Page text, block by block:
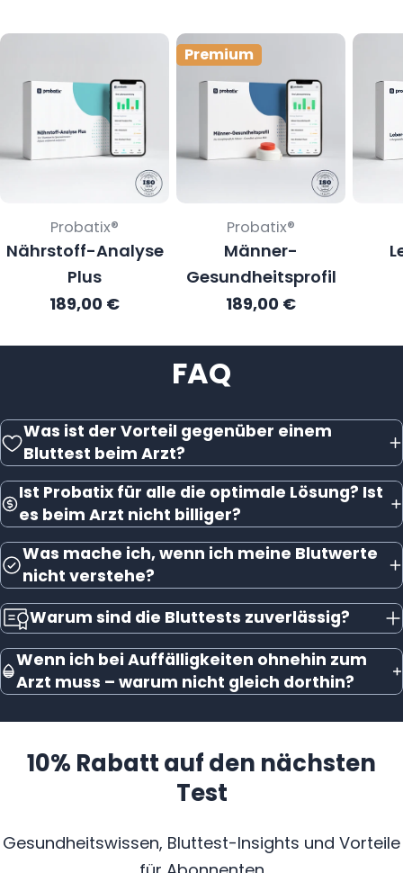
Verkäufer:
Probatix®
Nährstoff-Analyse
Plus
Regulärer
Preis
189,00 €
Premium
Verkäufer:
Probatix®
Männer-
Gesundheitsprofil
Regulärer
Preis
189,00 €
FAQ
Was ist der Vorteil gegenüber einem
Bluttest beim Arzt?
Ist Probatix für alle die optimale Lösung? Ist
es beim Arzt nicht billiger?
Was mache ich, wenn ich meine Blutwerte
nicht verstehe?
Warum sind die Bluttests zuverlässig?
Wenn ich bei Auffälligkeiten ohnehin zum
Arzt muss – warum nicht gleich dorthin?
10% Rabatt auf den nächsten
Test
Gesundheitswissen, Bluttest-Insights und Vorteile
für Abonnenten